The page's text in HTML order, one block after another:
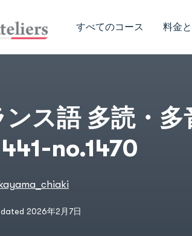
すべてのコース 料金
学習記事
ンス語 多読・多
no.1470
2026年2月7日